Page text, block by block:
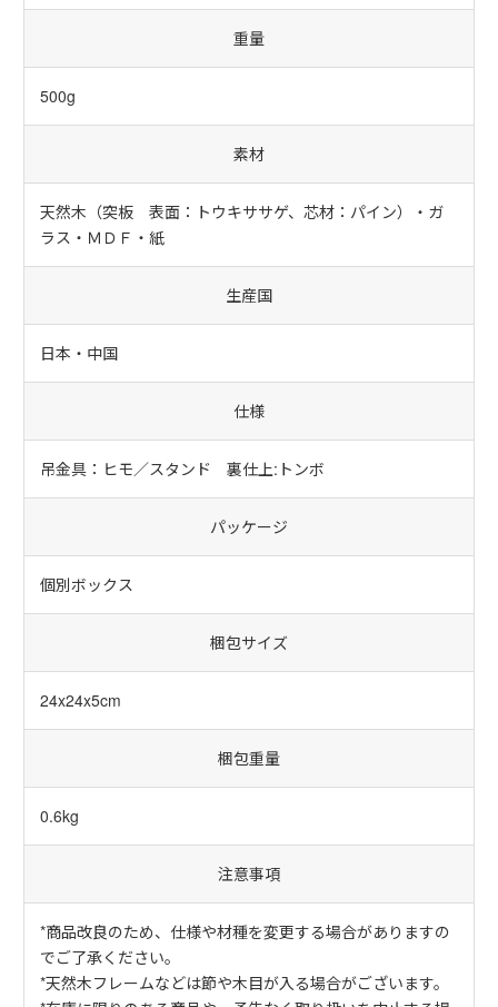
重量
500g
素材
天然木（突板 表面：トウキササゲ、芯材：パイン）・ガ
ラス・ＭＤＦ・紙
生産国
日本・中国
仕様
吊金具：ヒモ／スタンド 裏仕上:トンボ
パッケージ
個別ボックス
梱包サイズ
24x24x5cm
梱包重量
0.6kg
注意事項
*商品改良のため、仕様や材種を変更する場合がありますの
でご了承ください。
*天然木フレームなどは節や木目が入る場合がございます。